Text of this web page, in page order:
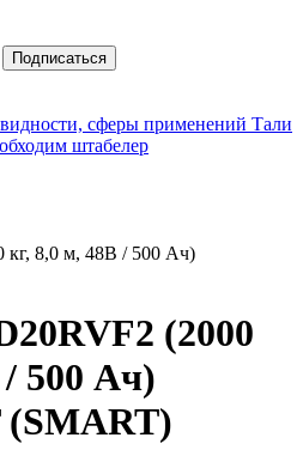
Подписаться
сферы применений Тали
штабелер
кг, 8,0 м, 48В / 500 Ач)
(2000
500 Ач)